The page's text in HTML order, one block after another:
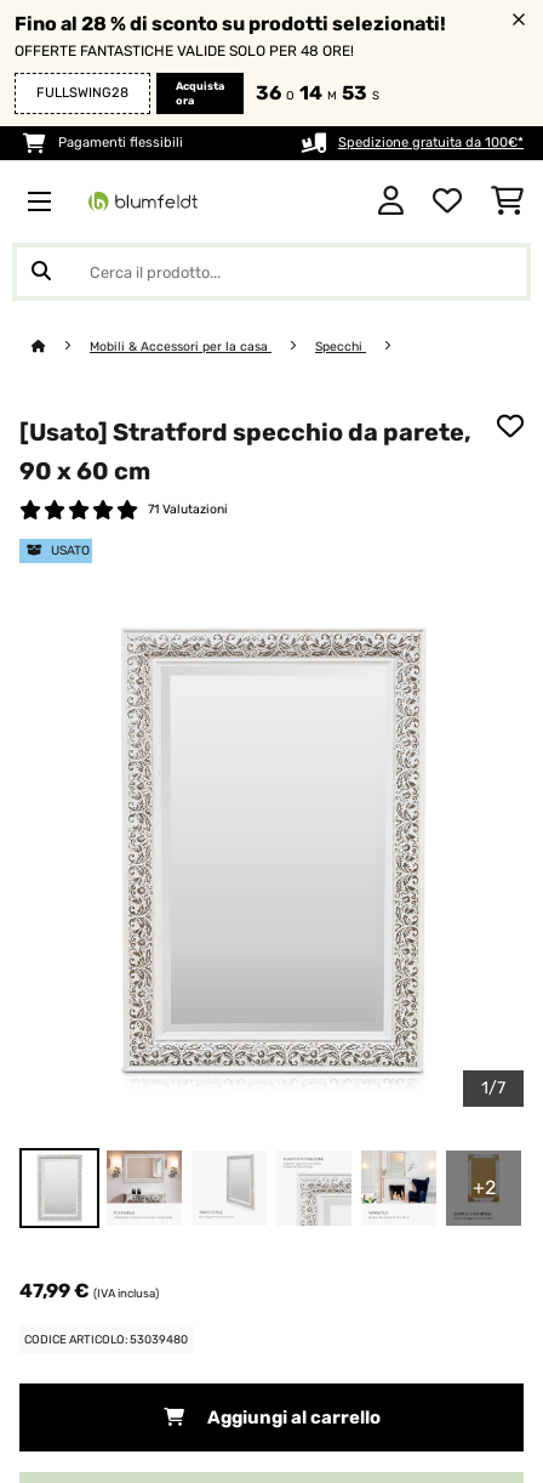
Fino al 28 % di sconto su prodotti selezionati!
OFFERTE FANTASTICHE VALIDE SOLO PER 48 ORE!
FULLSWING28
Acquista
ora
36 O 14 M 52 S
Pagamenti flessibili Spedizione gratuita da 100€*
Mobili & Accessori per la casa Specchi
[Usato] Stratford specchio da parete,
90 x 60 cm
71 Valutazioni
USATO
1/7
+2
47,99 € (IVA inclusa)
CODICE ARTICOLO: 53039480
Aggiungi al carrello